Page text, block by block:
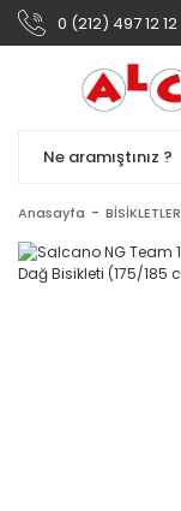
0 (212) 497 12 12
Anasayfa BİSİKLETLER